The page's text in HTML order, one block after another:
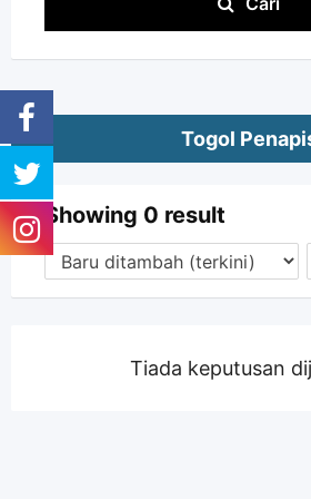
Togol
Showing 0 result
Tiada keputusan